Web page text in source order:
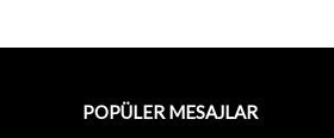
POPÜLER MESAJLAR